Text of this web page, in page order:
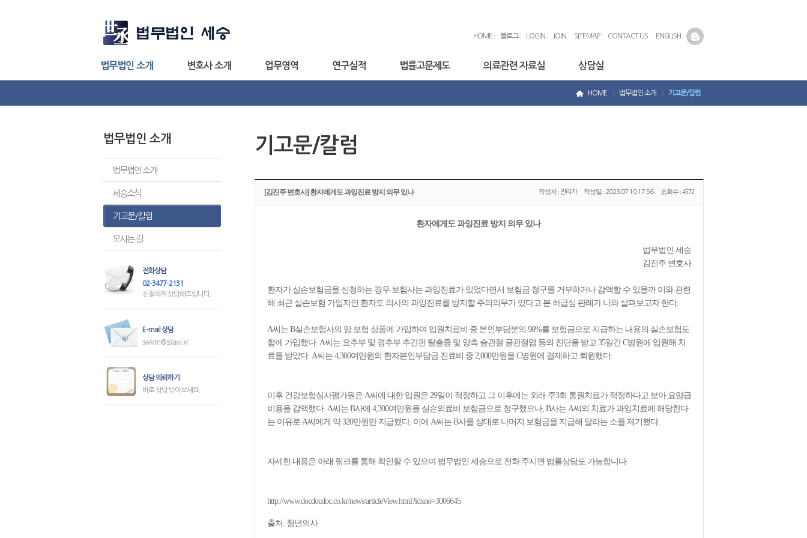
HOME 블로그| LOGIN JOIN SITEMAP| CONTACT US ENGLISH
법무법인 소개 변호사 소개 업무영역 연구실적 법률고문제도 의료관련 자료실 상담실
HOME > 법무법인 소개 > 기고문/칼럼
법무법인 소개
법무법인 소개
세승소식
기고문/칼럼
오시는 길
전화상담
02-3477-2131
친절하게 상담해드립니다.
E-mail 상담
swkim@sslaw.kr
상담 의뢰하기
바로 상담 받아보세요.
기고문/칼럼
[김진주 변호사] 환자에게도 과잉진료 방지 의무 있나 작성자 : 관리자 작성일 : 2023.07.10 17:56 조회수 :4572
환자에게도 과잉진료 방지 의무 있나
법무법인 세승
김진주 변호사
환자가 실손보험금을 신청하는 경우 보험사는 과잉진료가 있었다면서 보험금 청구를 거부하거나 감액할 수 있을까 이와 관련
해 최근 실손보험 가입자인 환자도 의사의 과잉진료를 방지할 주의의무가 있다고 본 하급심 판례가 나와 살펴보고자 한다.
A씨는 B실손보험사의 암 보험 상품에 가입하여 입원치료비 중 본인부담분의 90%를 보험금으로 지급하는 내용의 실손보험도
함께 가입했다. A씨는 요추부 및 경추부 추간판 탈출증 및 양측 슬관절 골관절염 등의 진단을 받고 35일간 C병원에 입원해 치
료를 받았다. A씨는 4,300여만원의 환자본인부담금 진료비 중 2,000만원을 C병원에 결제하고 퇴원했다.
이후 건강보험심사평가원은 A씨에 대한 입원은 29일이 적정하고 그 이후에는 외래 주3회 통원치료가 적정하다고 보아 요양급
비용을 감액했다. A씨는 B사에 4,300여만원을 실손의료비 보험금으로 청구했으나, B사는 A씨의 치료가 과잉치료에 해당한다
는 이유로 A씨에게 약 320만원만 지급했다. 이에 A씨는 B사를 상대로 나머지 보험금을 지급해 달라는 소를 제기했다.
자세한 내용은 아래 링크를 통해 확인할 수 있으며 법무법인 세승으로 전화 주시면 법률상담도 가능합니다.
http://www.docdocdoc.co.kr/news/articleView.html?idxno=3006645
출처: 청년의사